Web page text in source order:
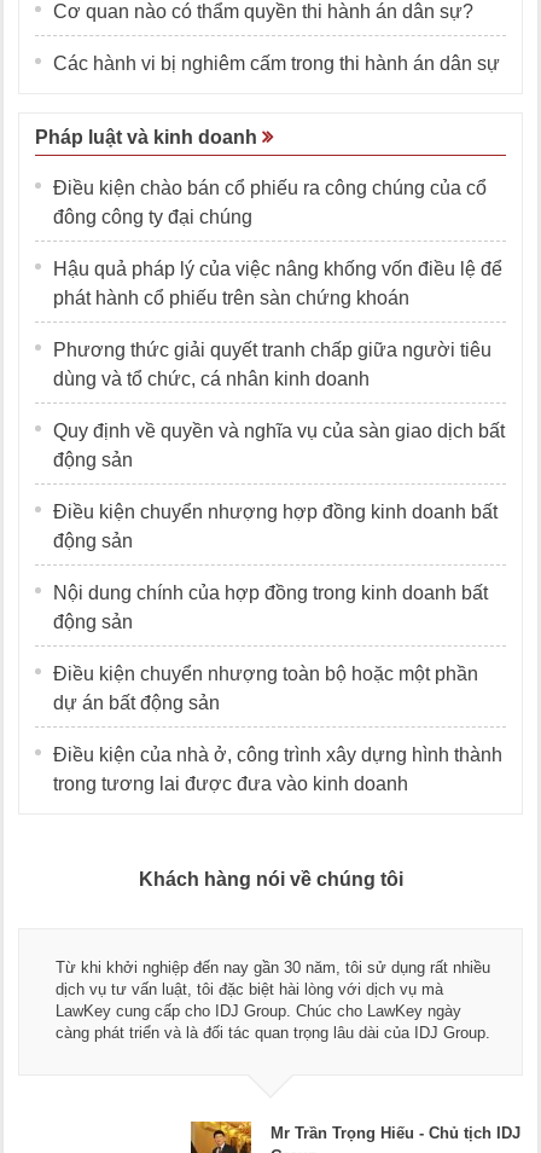
Cơ quan nào có thẩm quyền thi hành án dân sự?
Các hành vi bị nghiêm cấm trong thi hành án dân sự
Pháp luật và kinh doanh
Điều kiện chào bán cổ phiếu ra công chúng của cổ
đông công ty đại chúng
Hậu quả pháp lý của việc nâng khống vốn điều lệ để
phát hành cổ phiếu trên sàn chứng khoán
Phương thức giải quyết tranh chấp giữa người tiêu
dùng và tổ chức, cá nhân kinh doanh
Quy định về quyền và nghĩa vụ của sàn giao dịch bất
động sản
Điều kiện chuyển nhượng hợp đồng kinh doanh bất
động sản
Nội dung chính của hợp đồng trong kinh doanh bất
động sản
Điều kiện chuyển nhượng toàn bộ hoặc một phần
dự án bất động sản
Điều kiện của nhà ở, công trình xây dựng hình thành
trong tương lai được đưa vào kinh doanh
Khách hàng nói về chúng tôi
năm, tôi sử dụng rất nhiều
lòng với dịch vụ mà
Chúc cho LawKey ngày
trọng lâu dài của IDJ Group.
Trần Trọng Hiếu - Chủ tịch IDJ
Thay mặt Công ty Dương
ngũ luật sư, kế toán của
dụng dịch vụ tư vấn pháp luật
Chúc các bạn phát triển hơn,